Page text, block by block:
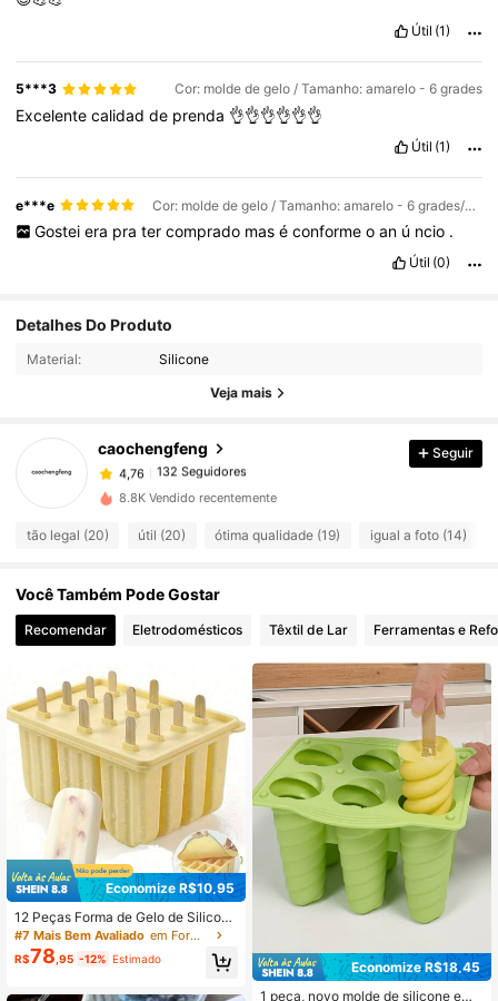
Útil (1)
5***3 Cor: molde de gelo / Tamanho: amarelo - 6 grades
Excelentecalidadde prenda 👌👌👌👌👌👌
Útil (1)
e***e Cor: molde de gelo / Tamanho: amarelo - 6 grades/50 varetas
Gostei era pra ter comprado mas é conforme o an ú ncio .
Útil (0)
Detalhes Do Produto
Material: Silicone
Veja mais
caochengfeng
4,76 132 Seguidores
132 Seguidores
132 Seguidores
4,76
4,76 132 Seguidores
132 Seguidores
4,76 132 Seguidores
4,76 132 Seguidores
Seguir
8.8K Vendido recentemente
tão legal (20) útil (20) ótima qualidade (19) igual a foto (14)
Você Também Pode Gostar
Recomendar Eletrodomésticos Têxtil de Lar Ferramentas e
Economize R$10,95
12 Peças Forma de Gelo de Silicon
e, Adequada para Sorvete Caseiro,
Molde Criativo de Casquinha de So
rvete, Picolés e Cubos de Gelo DIY
#7 Mais Bem Avaliado em Forma para picolé
R$78 ,95 -12% Estimado
Economize R$18,45
1 peça, novo molde de silicone em